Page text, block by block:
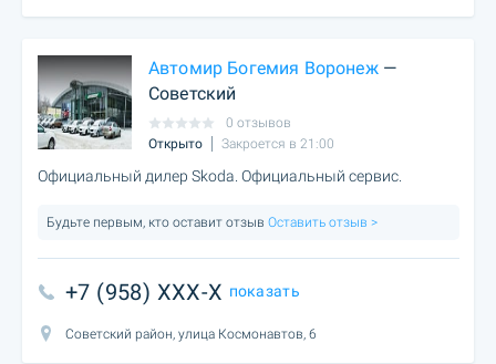
Автомир Богемия Воронеж—
Советский
0 отзывов
Открыто
Закроется в 21:00
Официальный дилер Skoda. Официальный сервис.
Будьте первым, кто оставит отзыв Оставить отзыв >
+7 (958) XXX-X показать
Советский район, улица Космонавтов, 6